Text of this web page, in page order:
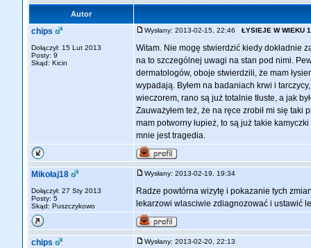
Autor
chips
Dołączył: 15 Lut 2013
Posty: 9
Skąd: Kicin
Wysłany: 2013-02-15, 22:46 ŁYSIEJE W WIEKU
Witam. Nie mogę stwierdzić kiedy dokładnie
na to szczególnej uwagi na stan pod nimi.
dermatologów, oboje stwierdzili, że mam
wypadają. Byłem na badaniach krwi i
wieczorem, rano są już totalnie tłuste, a jak
Zauważyłem też, że na ręce zrobił mi się taki
mam potworny łupież, to są już takie
mnie jest tragedia.
Mikołaj18
Dołączył: 27 Sty 2013
Posty: 5
Skąd: Puszczykowo
Wysłany: 2013-02-19, 19:34
Radze powtórna wizytę i pokazanie tych
lekarzowi wlasciwie zdiagnozować i ustawić
chips Wysłany: 2013-02-20, 22:13